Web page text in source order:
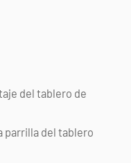
del tablero de
parrilla del tablero